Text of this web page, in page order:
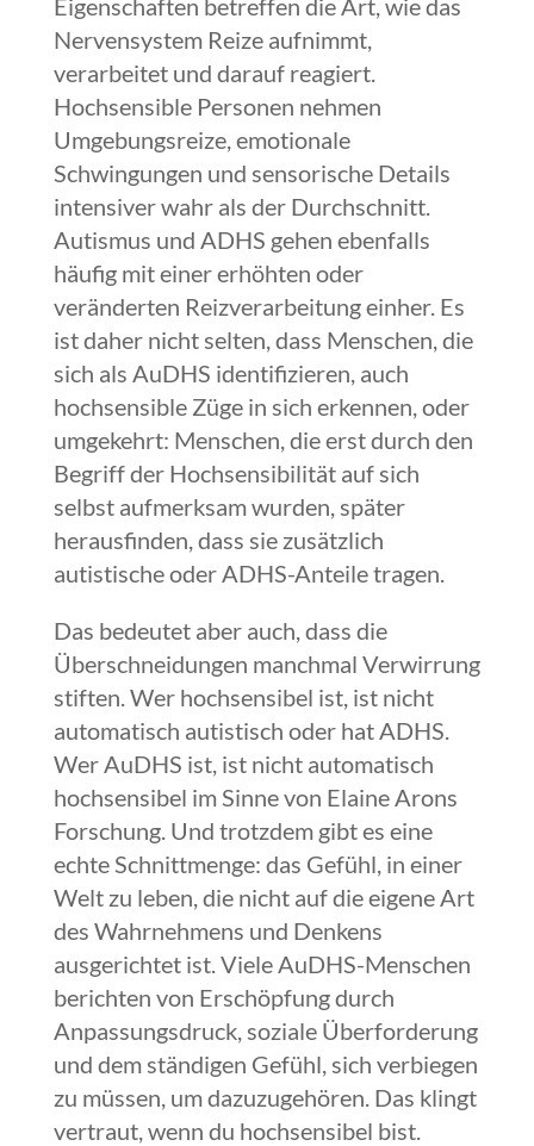
Eigenschaften betreffen die Art, wie das
Nervensystem Reize aufnimmt,
verarbeitet und darauf reagiert.
Hochsensible Personen nehmen
Umgebungsreize, emotionale
Schwingungen und sensorische Details
intensiver wahr als der Durchschnitt.
Autismus und ADHS gehen ebenfalls
häufig mit einer erhöhten oder
veränderten Reizverarbeitung einher. Es
ist daher nicht selten, dass Menschen, die
sich als AuDHS identifizieren, auch
hochsensible Züge in sich erkennen, oder
umgekehrt: Menschen, die erst durch den
Begriff der Hochsensibilität auf sich
selbst aufmerksam wurden, später
herausfinden, dass sie zusätzlich
autistische oder ADHS-Anteile tragen.
Das bedeutet aber auch, dass die
Überschneidungen manchmal Verwirrung
stiften. Wer hochsensibel ist, ist nicht
automatisch autistisch oder hat ADHS.
Wer AuDHS ist, ist nicht automatisch
hochsensibel im Sinne von Elaine Arons
Forschung. Und trotzdem gibt es eine
echte Schnittmenge: das Gefühl, in einer
Welt zu leben, die nicht auf die eigene Art
des Wahrnehmens und Denkens
ausgerichtet ist. Viele AuDHS-Menschen
berichten von Erschöpfung durch
Anpassungsdruck, soziale Überforderung
und dem ständigen Gefühl, sich verbiegen
zu müssen, um dazuzugehören. Das klingt
vertraut, wenn du hochsensibel bist.